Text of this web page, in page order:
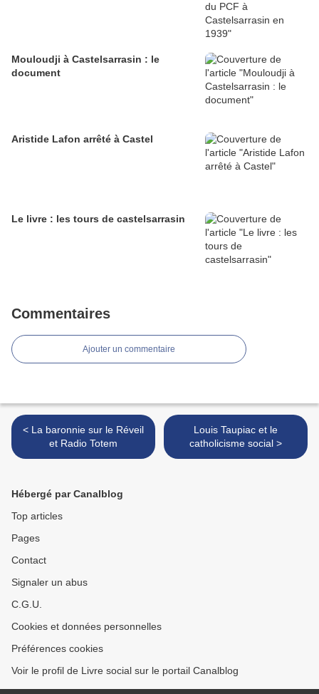
Mouloudji à Castelsarrasin : le
document
Aristide Lafon arrêté à Castel
Le livre : les tours de castelsarrasin
Commentaires
Ajouter un commentaire
< La baronnie sur le Réveil
et Radio Totem
Louis Taupiac et le
catholicisme social >
Hébergé par Canalblog
Top articles
Pages
Contact
Signaler un abus
C.G.U.
Cookies et données personnelles
Préférences cookies
Voir le profil de Livre social sur le portail Canalblog